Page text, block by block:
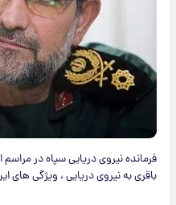
فرمانده نیروی دریایی سپاه در
باقری به نیروی دریایی ، ویژگی های